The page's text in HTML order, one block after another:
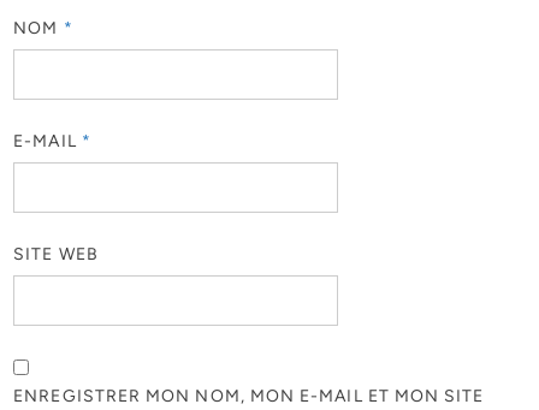
NOM *
E-MAIL *
SITE WEB
ENREGISTRER MON NOM, MON E-MAIL ET MON SITE